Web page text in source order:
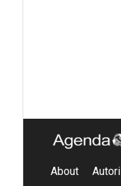
About Autori